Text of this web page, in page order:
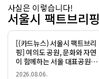
사실은 이렇습니다!
서울시 팩트브리핑
[(카드뉴스) 서울시 팩트브리
핑] 여의도 공원, 문화와 자연
이 함께하는 서울 대표공원으
로 재탄생!
2026.08.06.